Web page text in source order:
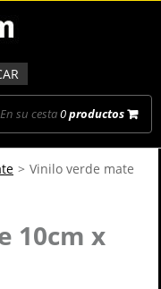
En su cesta0productos
> Vinilo verde mate
10cm x